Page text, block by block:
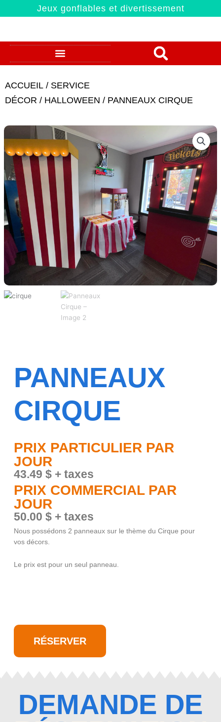
au
Jeux gonflables et divertissement
ACCUEIL / SERVICE
DÉCOR / HALLOWEEN / PANNEAUX CIRQUE
PANNEAUX
CIRQUE
PRIX PARTICULIER PAR
JOUR
43.49 $ + taxes
PRIX COMMERCIAL PAR
JOUR
50.00 $ + taxes
Nous possédons 2 panneaux sur le thème du Cirque pour
vos décors.
Le prix est pour un seul panneau.
RÉSERVER
DEMANDE DE